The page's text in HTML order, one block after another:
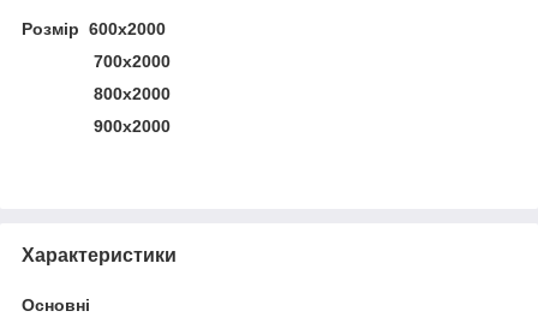
Розмір 600х2000
700х2000
800х2000
900х2000
Характеристики
Основні